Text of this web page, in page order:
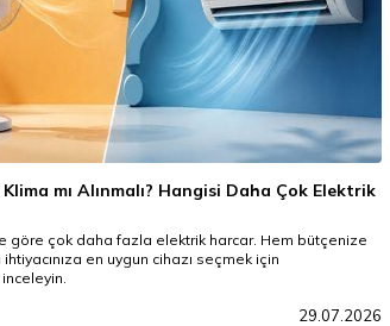
mı Alınmalı? Hangisi Daha Çok Elektrik
göre çok daha fazla elektrik harcar. Hem bütçenize
en uygun cihazı seçmek için
inceleyin.
29.07.2026